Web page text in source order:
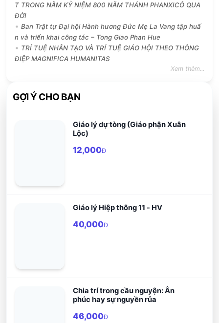
T TRONG NĂM KỶ NIỆM 800 NĂM THÁNH PHANXICÔ QUA
ĐỜI
Ban Trật tự Đại hội Hành hương Đức Mẹ La Vang tập huấ
n và triển khai công tác – Tong Giao Phan Hue
TRÍ TUỆ NHÂN TẠO VÀ TRÍ TUỆ GIÁO HỘI THEO THÔNG
ĐIỆP MAGNIFICA HUMANITAS
Xem thêm...
GỢI Ý CHO BẠN
Giáo lý dự tòng (Giáo phận Xuân
Lộc)
12,000Đ
Giáo lý Hiệp thông 11 - HV
40,000Đ
Chia trí trong cầu nguyện: Ân
phúc hay sự nguyền rủa
46,000Đ